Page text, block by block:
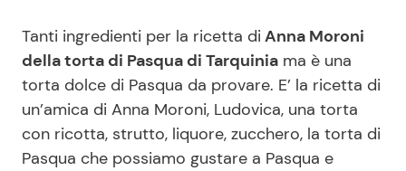
Moda e Style
Mondo Mamma
News benessere
Dolci
Le Ricette in TV
Primi Piatti
Tanti ingredienti per la ricetta di Anna Moroni
della torta di Pasqua di Tarquinia ma è una
torta dolce di Pasqua da provare. E’ la ricetta di
un’amica di Anna Moroni, Ludovica, una torta
con ricotta, strutto, liquore, zucchero, la torta di
Pasqua che possiamo gustare a Pasqua e